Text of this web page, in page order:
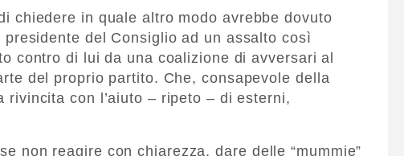
chiedere in quale altro modo avrebbe dovuto
del Consiglio ad un assalto così
contro di lui da una coalizione di avversari al
del proprio partito. Che, consapevole della
rivincita con l’aiuto – ripeto – di esterni,
non reagire con chiarezza, dare delle “mummie”